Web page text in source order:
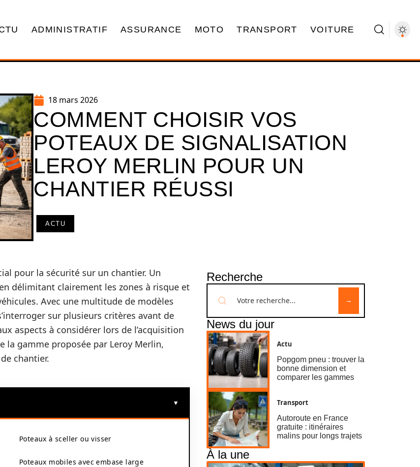
ADMINISTRATIF ASSURANCE MOTO TRANSPORT VOITURE
18 mars 2026
COMMENT CHOISIR VOS
POTEAUX DE SIGNALISATION
LEROY MERLIN POUR UN
CHANTIER RÉUSSI
ACTU
pour la sécurité sur un chantier. Un
délimitant clairement les zones à risque et
Avec une multitude de modèles
sur plusieurs critères avant de
aspects à considérer lors de l’acquisition
gamme proposée par Leroy Merlin,
chantier.
Poteaux à sceller ou visser
Poteaux mobiles avec embase large
Recherche
News du jour
Actu
Popgom pneu : trouver la
bonne dimension et
comparer les gammes
Transport
Autoroute en France
gratuite : itinéraires
malins pour longs trajets
À la une